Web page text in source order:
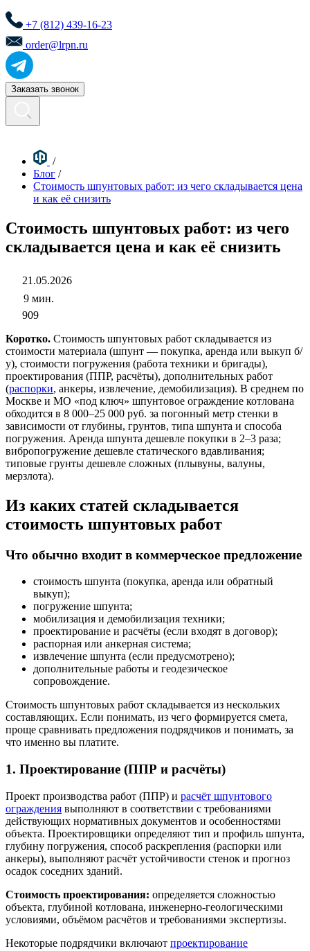
+7 (812) 439-16-23
order@lrpn.ru
Заказать звонок
/
Блог /
Стоимость шпунтовых работ: из чего складывается цена
и как её снизить
Стоимость шпунтовых работ: из чего
складывается цена и как её снизить
21.05.2026
9 мин.
909
Коротко. Стоимость шпунтовых работ складывается из
стоимости материала (шпунт — покупка, аренда или выкуп б/
у), стоимости погружения (работа техники и бригады),
проектирования (ППР, расчёты), дополнительных работ
(распорки, анкеры, извлечение, демобилизация). В среднем по
Москве и МО «под ключ» шпунтовое ограждение котлована
обходится в 8 000–25 000 руб. за погонный метр стенки в
зависимости от глубины, грунтов, типа шпунта и способа
погружения. Аренда шпунта дешевле покупки в 2–3 раза;
вибропогружение дешевле статического вдавливания;
типовые грунты дешевле сложных (плывуны, валуны,
мерзлота).
Из каких статей складывается
стоимость шпунтовых работ
Что обычно входит в коммерческое предложение
стоимость шпунта (покупка, аренда или обратный
выкуп);
погружение шпунта;
мобилизация и демобилизация техники;
проектирование и расчёты (если входят в договор);
распорная или анкерная система;
извлечение шпунта (если предусмотрено);
дополнительные работы и геодезическое
сопровождение.
Стоимость шпунтовых работ складывается из нескольких
составляющих. Если понимать, из чего формируется смета,
проще сравнивать предложения подрядчиков и понимать, за
что именно вы платите.
1. Проектирование (ППР и расчёты)
Проект производства работ (ППР) и расчёт шпунтового
ограждения выполняют в соответствии с требованиями
действующих нормативных документов и особенностями
объекта. Проектировщики определяют тип и профиль шпунта,
глубину погружения, способ раскрепления (распорки или
анкеры), выполняют расчёт устойчивости стенок и прогноз
осадок соседних зданий.
Стоимость проектирования: определяется сложностью
объекта, глубиной котлована, инженерно-геологическими
условиями, объёмом расчётов и требованиями экспертизы.
Некоторые подрядчики включают проектирование